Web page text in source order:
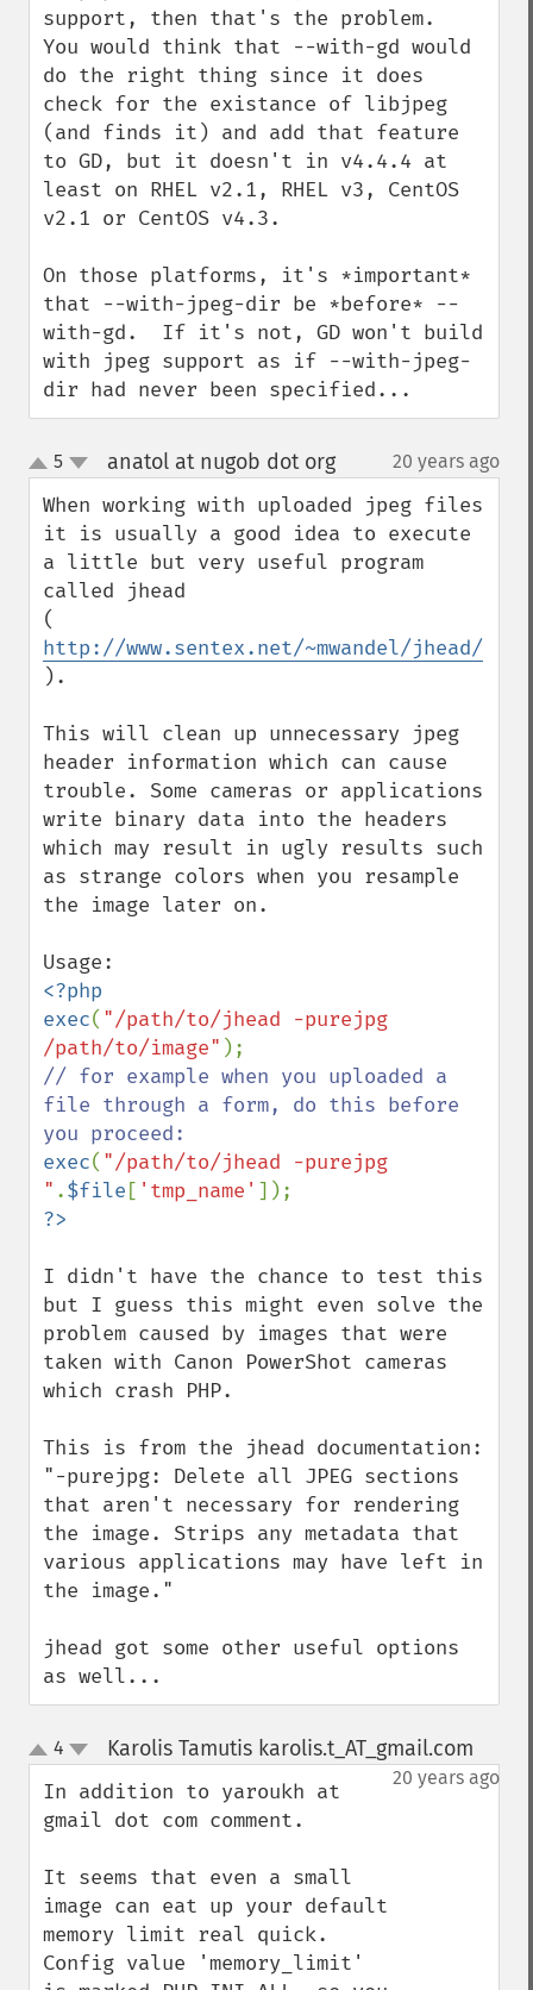
support, then that's the problem.
You would think that --with-gd would
do the right thing since it does
check for the existance of libjpeg
(and finds it) and add that feature
to GD, but it doesn't in v4.4.4 at
least on RHEL v2.1, RHEL v3, CentOS
v2.1 or CentOS v4.3.
On those platforms, it's *important*
that --with-jpeg-dir be *before* --
with-gd.  If it's not, GD won't build
with jpeg support as if --with-jpeg-
dir had never been specified...
up
down
5 anatol at nugob dot org¶ 20 years ago
When working with uploaded jpeg files
it is usually a good idea to execute
a little but very useful program
called jhead
http://www.sentex.net/~mwandel/jhead/
).
This will clean up unnecessary jpeg
header information which can cause
trouble. Some cameras or applications
write binary data into the headers
which may result in ugly results such
as strange colors when you resample
the image later on.
<?php
exec( "/path/to/jhead -purejpg
/path/to/image"
// for example when you uploaded a
file through a form, do this before
exec( "/path/to/jhead -purejpg
" .$file [ 'tmp_name'
I didn't have the chance to test this
but I guess this might even solve the
problem caused by images that were
taken with Canon PowerShot cameras
which crash PHP.
This is from the jhead documentation:
"-purejpg: Delete all JPEG sections
that aren't necessary for rendering
the image. Strips any metadata that
various applications may have left in
the image."
jhead got some other useful options
as well...
up
down
4 Karolis Tamutis karolis.t_AT_gmail.com
20 years ago
In addition to yaroukh at
gmail dot com comment.
It seems that even a small
image can eat up your default
memory limit real quick.
Config value 'memory_limit'